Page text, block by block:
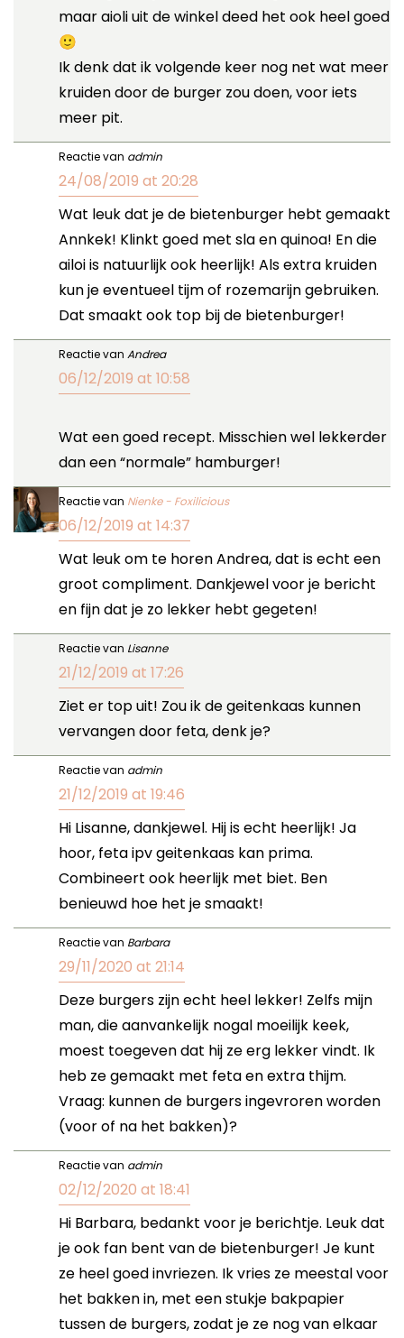
maar aioli uit de winkel deed het ook heel goed
🙂
Ik denk dat ik volgende keer nog net wat meer
kruiden door de burger zou doen, voor iets
meer pit.
Reactie van admin
24/08/2019 at 20:28
Wat leuk dat je de bietenburger hebt gemaakt
Annkek! Klinkt goed met sla en quinoa! En die
ailoi is natuurlijk ook heerlijk! Als extra kruiden
kun je eventueel tijm of rozemarijn gebruiken.
Dat smaakt ook top bij de bietenburger!
Reactie van Andrea
06/12/2019 at 10:58
Wat een goed recept. Misschien wel lekkerder
dan een “normale” hamburger!
Reactie van Nienke - Foxilicious
06/12/2019 at 14:37
Wat leuk om te horen Andrea, dat is echt een
groot compliment. Dankjewel voor je bericht
en fijn dat je zo lekker hebt gegeten!
Reactie van Lisanne
21/12/2019 at 17:26
Ziet er top uit! Zou ik de geitenkaas kunnen
vervangen door feta, denk je?
Reactie van admin
21/12/2019 at 19:46
Hi Lisanne, dankjewel. Hij is echt heerlijk! Ja
hoor, feta ipv geitenkaas kan prima.
Combineert ook heerlijk met biet. Ben
benieuwd hoe het je smaakt!
Reactie van Barbara
29/11/2020 at 21:14
Deze burgers zijn echt heel lekker! Zelfs mijn
man, die aanvankelijk nogal moeilijk keek,
moest toegeven dat hij ze erg lekker vindt. Ik
heb ze gemaakt met feta en extra thijm.
Vraag: kunnen de burgers ingevroren worden
(voor of na het bakken)?
Reactie van admin
02/12/2020 at 18:41
Hi Barbara, bedankt voor je berichtje. Leuk dat
je ook fan bent van de bietenburger! Je kunt
ze heel goed invriezen. Ik vries ze meestal voor
het bakken in, met een stukje bakpapier
tussen de burgers, zodat je ze nog van elkaar